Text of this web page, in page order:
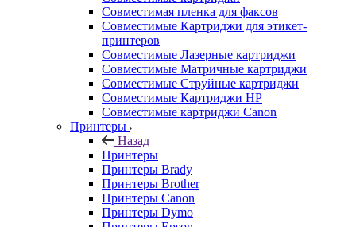
Совместимая пленка для факсов
Совместимые Картриджи для этикет-
принтеров
Совместимые Лазерные картриджи
Совместимые Матричные картриджи
Совместимые Струйные картриджи
Совместимые Картриджи HP
Совместимые картриджи Canon
Принтеры
Назад
Принтеры
Принтеры Brady
Принтеры Brother
Принтеры Canon
Принтеры Dymo